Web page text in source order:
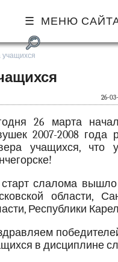
МЕНЮ
учащихся
26-
26 марта
2007-2008 года
учащихся, что
слалома
области,
Республики
в дисциплине